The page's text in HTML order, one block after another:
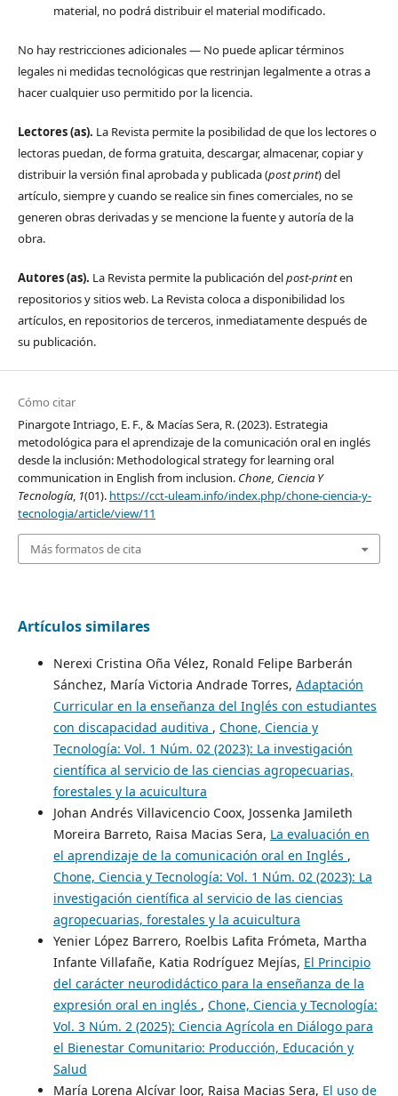
material, no podrá distribuir el material modificado.
No hay restricciones adicionales — No puede aplicar términos
legales ni medidas tecnológicas que restrinjan legalmente a otras a
hacer cualquier uso permitido por la licencia.
Lectores (as). La Revista permite la posibilidad de que los lectores o
lectoras puedan, de forma gratuita, descargar, almacenar, copiar y
distribuir la versión final aprobada y publicada (post print) del
artículo, siempre y cuando se realice sin fines comerciales, no se
generen obras derivadas y se mencione la fuente y autoría de la
obra.
Autores (as). La Revista permite la publicación delpost-printen
repositorios y sitios web. La Revista coloca a disponibilidad los
artículos, en repositorios de terceros, inmediatamente después de
su publicación.
Cómo citar
Pinargote Intriago, E. F., & Macías Sera, R. (2023). Estrategia
metodológica para el aprendizaje de la comunicación oral en inglés
desde la inclusión: Methodological strategy for learning oral
communication in English from inclusion. Chone, Ciencia Y
Tecnología, 1(01). https://cct-uleam.info/index.php/chone-ciencia-y-
tecnologia/article/view/11
Más formatos de cita
Artículos similares
Nerexi Cristina Oña Vélez, Ronald Felipe Barberán
Sánchez, María Victoria Andrade Torres, Adaptación
Curricular en la enseñanza del Inglés con estudiantes
con discapacidad auditiva , Chone, Ciencia y
Tecnología: Vol. 1 Núm. 02 (2023): La investigación
científica al servicio de las ciencias agropecuarias,
forestales y la acuicultura
Johan Andrés Villavicencio Coox, Jossenka Jamileth
Moreira Barreto, Raisa Macias Sera, La evaluación en
el aprendizaje de la comunicación oral en Inglés ,
Chone, Ciencia y Tecnología: Vol. 1 Núm. 02 (2023): La
investigación científica al servicio de las ciencias
agropecuarias, forestales y la acuicultura
Yenier López Barrero, Roelbis Lafita Frómeta, Martha
Infante Villafañe, Katia Rodríguez Mejías, El Principio
del carácter neurodidáctico para la enseñanza de la
expresión oral en inglés , Chone, Ciencia y Tecnología:
Vol. 3 Núm. 2 (2025): Ciencia Agrícola en Diálogo para
el Bienestar Comunitario: Producción, Educación y
Salud
María Lorena Alcívar loor, Raisa Macias Sera, El uso de